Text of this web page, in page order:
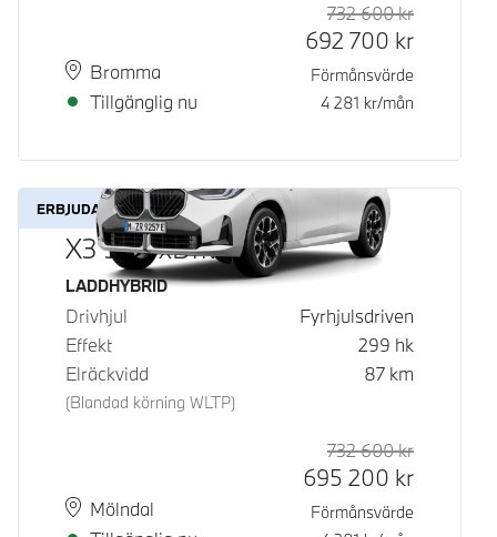
PlatsBromma
Leveranstid
Tillgänglig nu
Rek. ord
732 600kr
692 700 kr
Förmånsvärde
4 281 kr/mån
ERBJUDANDE
X3 30e xDrive
Bränsle
LADDHYBRID
Drivhjul
Fyrhjulsdriven
Effekt
299 hk
Elräckvidd
(Blandad körning WLTP)
87 km
PlatsMölndal
Leveranstid
Rek. ord
732 600kr
695 200 kr
Förmånsvärde